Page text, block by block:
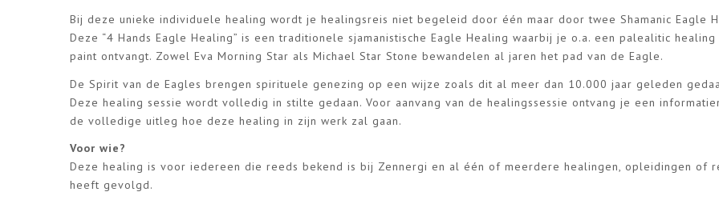
Bij deze unieke individuele healing wordt je healingsreis niet begeleid door één maar door twee Shamanic Eagle
Deze “4 Hands Eagle Healing” is een traditionele sjamanistische Eagle Healing waarbij je o.a. een palealitic healing
paint ontvangt. Zowel Eva Morning Star als Michael Star Stone bewandelen al jaren het pad van de Eagle.
De Spirit van de Eagles brengen spirituele genezing op een wijze zoals dit al meer dan 10.000 jaar geleden
Deze healing sessie wordt volledig in stilte gedaan. Voor aanvang van de healingssessie ontvang je een
de volledige uitleg hoe deze healing in zijn werk zal gaan.
Voor wie?
Deze healing is voor iedereen die reeds bekend is bij Zennergi en al één of meerdere healingen, opleidingen of
heeft gevolgd.